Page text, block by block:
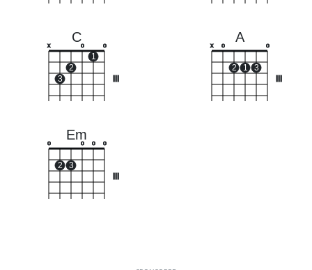
C
x
3
2
o
1
o
A
x o
2 1 3
o
Em
o
2 3
o o o